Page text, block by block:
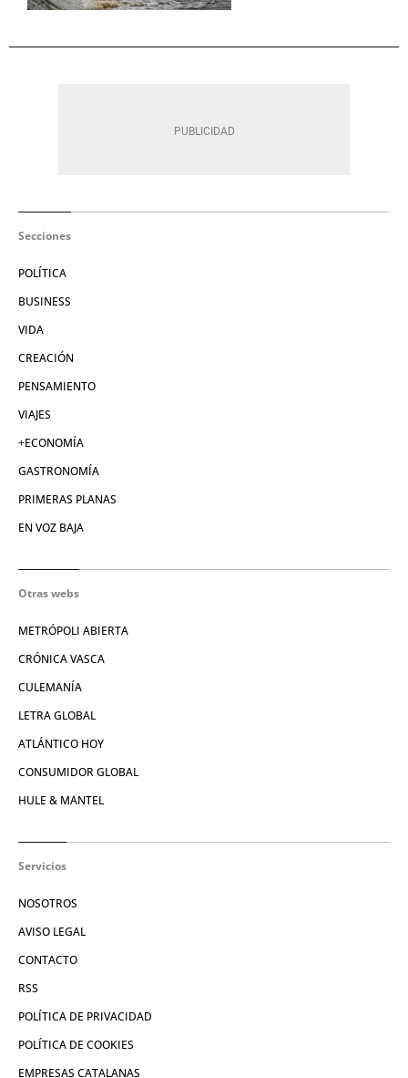
Secciones
POLÍTICA
BUSINESS
VIDA
CREACIÓN
PENSAMIENTO
VIAJES
+ECONOMÍA
GASTRONOMÍA
PRIMERAS PLANAS
EN VOZ BAJA
Otras webs
METRÓPOLI ABIERTA
CRÓNICA VASCA
CULEMANÍA
LETRA GLOBAL
ATLÁNTICO HOY
CONSUMIDOR GLOBAL
HULE & MANTEL
Servicios
NOSOTROS
AVISO LEGAL
CONTACTO
RSS
POLÍTICA DE PRIVACIDAD
POLÍTICA DE COOKIES
EMPRESAS CATALANAS